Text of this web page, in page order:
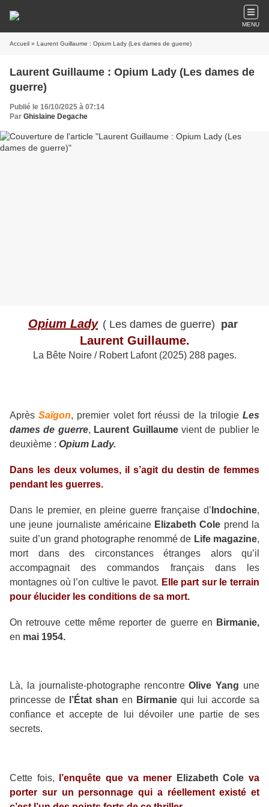
MENU
Accueil » Laurent Guillaume : Opium Lady (Les dames de guerre)
Laurent Guillaume : Opium Lady (Les dames de
guerre)
Publié le 16/10/2025 à 07:14
Par Ghislaine Degache
Opium Lady ( Les dames de guerre) par
Laurent Guillaume.
La Bête Noire / Robert Lafont (2025) 288 pages.
AprèsSaïgon, premier volet fort réussi de la trilogieLes
dames de guerre, Laurent Guillaumevient de publier le
deuxième : Opium Lady.
Dans les deux volumes, il s’agit du destin de femmes
pendant les guerres.
Dans le premier, en pleine guerre française d’ Indochine,
une jeune journaliste américaine Elizabeth Cole prend la
suite d’un grand photographe renommé de Life magazine,
mort dans des circonstances étranges alors qu’il
accompagnait des commandos français dans les
montagnes où l’on cultive le pavot. Elle part sur le terrain
pour élucider les conditions de sa mort.
On retrouve cette même reporter de guerre en Birmanie,
en mai 1954.
Là, la journaliste-photographe rencontreOlive Yang une
princesse de
l’État shan en Birmanie qui lui accorde sa
confiance et accepte de lui dévoiler une partie de ses
secrets.
Cette fois, l’enquête que va mener Elizabeth Cole va
porter sur un personnage qui a réellement existé et